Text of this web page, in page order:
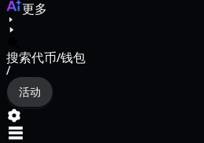
更多
搜索代币/钱包
/
活动